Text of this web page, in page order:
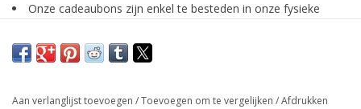
Onze cadeaubons zijn enkel te besteden in onze fysieke
Aan verlanglijst toevoegen /Toevoegen om te vergelijken /Afdrukken